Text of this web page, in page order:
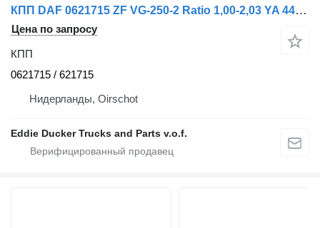
КПП DAF 0621715 ZF VG-250-2 Ratio 1,00-2,03 YA 4440 More Pieces IN Stock 0621715 / 621715 для грузовика DAF
Цена по запросу
КПП
0621715 / 621715
Нидерланды, Oirschot
Eddie Ducker Trucks and Parts v.o.f.